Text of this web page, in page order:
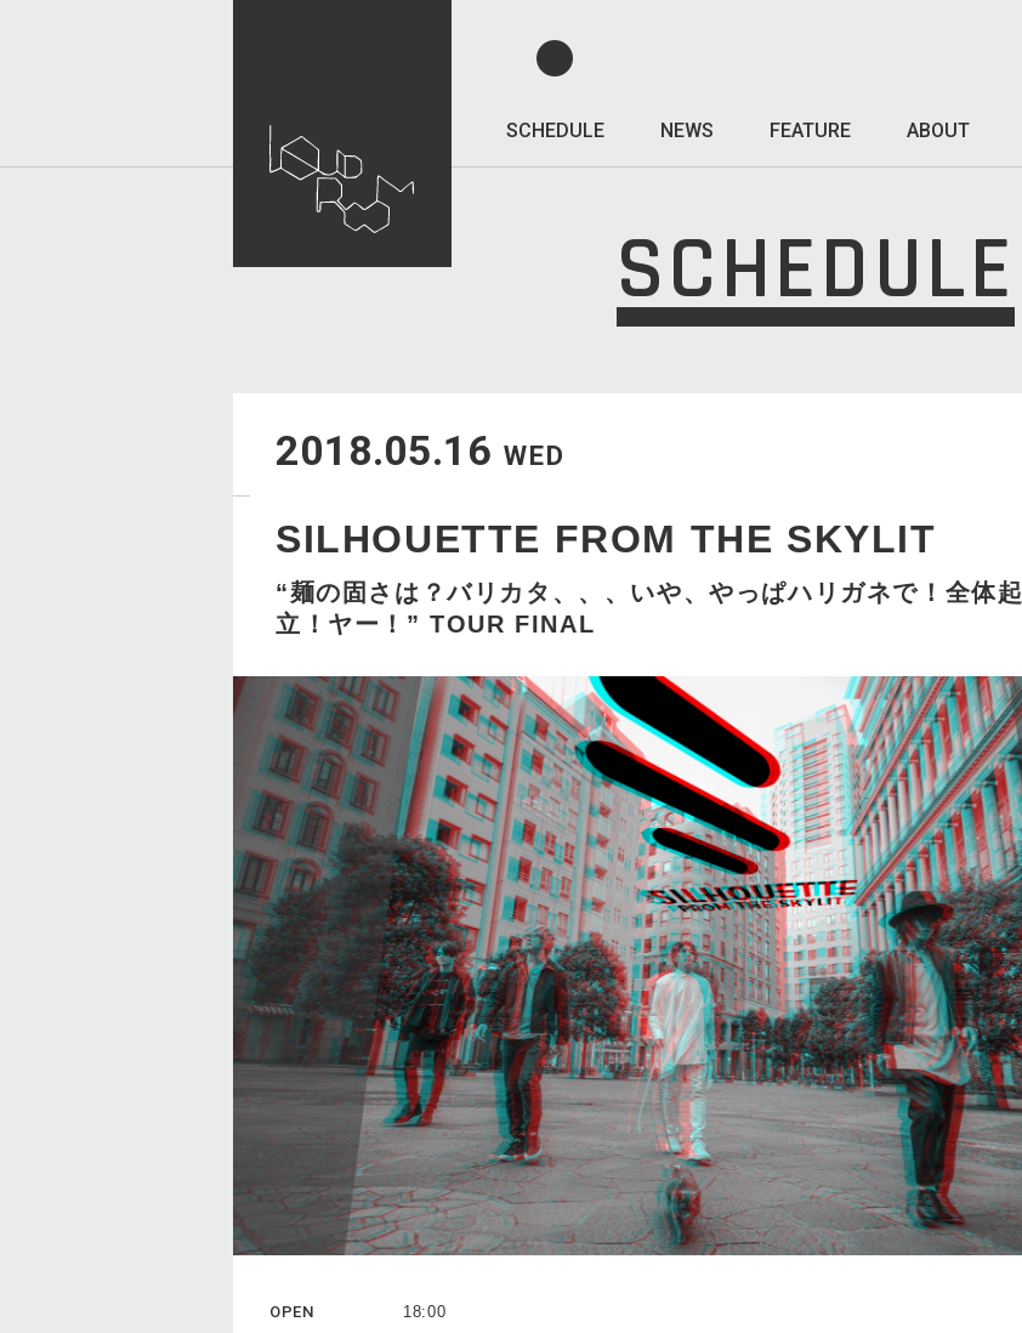
SCHEDULE NEWS FEATURE ABOUT
SCHEDULE
2018.05.16 WED
SILHOUETTE FROM THE SKYLIT
“麺の固さは？バリカタ、、、いや、やっぱハリガネで！全体起
⽴！ヤー！” TOUR FINAL
OPEN
18:00